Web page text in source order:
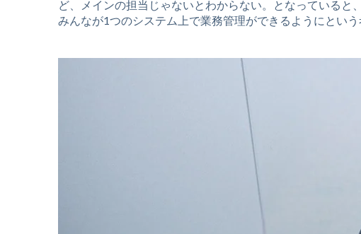
ど、メインの担当じゃないとわからない。となっていると
みんなが1つのシステム上で業務管理ができるようにという